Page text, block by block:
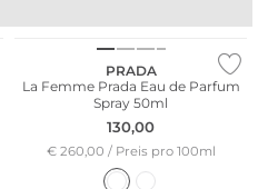
KOPENHAGEN
PRADA
La Femme Prada Eau de Parfum
Spray 50ml
130,00
€ 260,00 / Preis pro 100ml